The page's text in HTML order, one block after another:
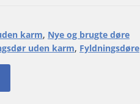
karm, Nye og brugte døre
uden karm, Fyldningsdøre